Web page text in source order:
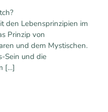
den Lebensprinzipien im
Prinzip von
und dem Mystischen.
Sein und die
[…]